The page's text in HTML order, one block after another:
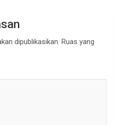
dipublikasikan. Ruas yang